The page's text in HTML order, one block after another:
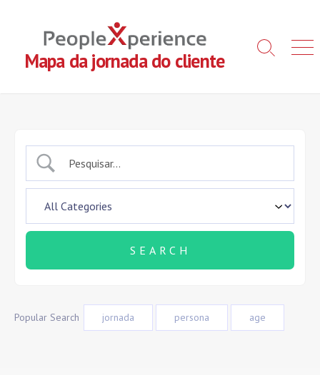
content
Mapa da jornada do cliente
Search
Popular Search jornada persona age